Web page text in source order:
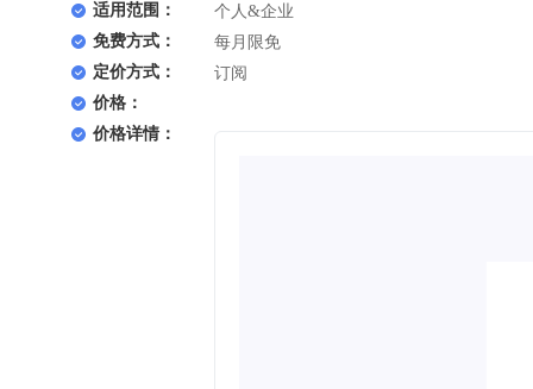
适用范围：
个人&企业
免费方式：
每月限免
定价方式：
订阅
价格：
价格详情：